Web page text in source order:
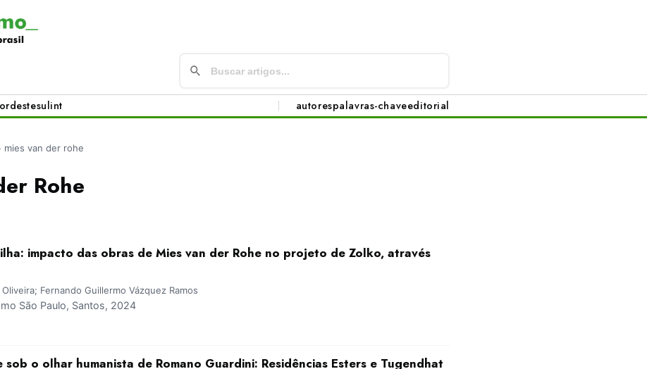
sulint autorespalavras-chaveeditorial
mies van der rohe
Rohe
impacto das obras de Mies van der Rohe no projeto de Zolko, através
Fernando Guillermo Vázquez Ramos
São Paulo, Santos, 2024
sob o olhar humanista de Romano Guardini: Residências Esters e Tugendhat